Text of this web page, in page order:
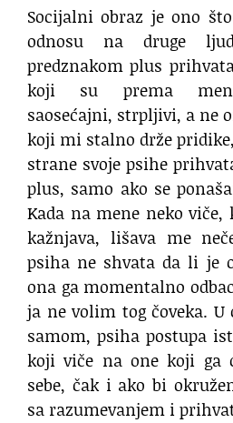
Socijalni obraz je ono
odnosu na druge
predznakom plus
koji su prema meni
saosećajni, strpljivi, a ne
koji mi stalno drže
strane svoje psihe
plus, samo ako se
Kada na mene neko viče,
kažnjava, lišava me
psiha ne shvata da li je
ona ga momentalno
ja ne volim tog čoveka. U
samom, psiha postupa
koji viče na one koji ga
sebe, čak i ako bi
sa razumevanjem i